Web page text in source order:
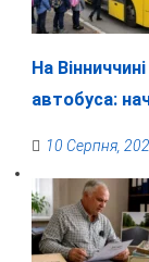
На
автобуса:
10 Серпня,